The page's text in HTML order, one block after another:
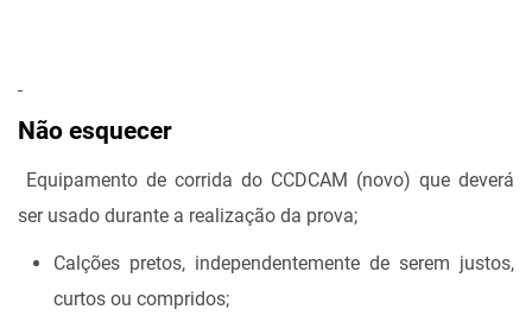
Não esquecer
Equipamento de corrida do CCDCAM (novo) que deverá
ser usado durante a realização da prova;
Calções pretos, independentemente de serem justos,
curtos ou compridos;